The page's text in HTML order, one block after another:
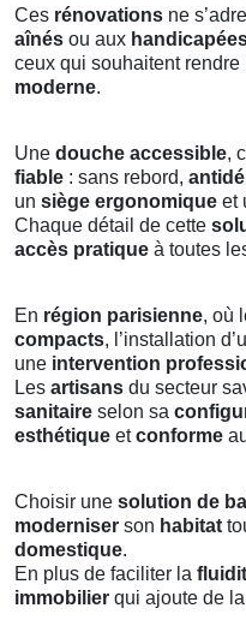
Ces rénovations ne
aînés ou aux
ceux qui souhaitent rendre
moderne.
Une douche accessible,
fiable : sans rebord,
un siège ergonomique et
Chaque détail de cette
accès pratique à toutes
En région parisienne, où
compacts, l’installation
une intervention
Les artisans du secteur
sanitaire selon sa
esthétique etconforme
Choisir une solution de
moderniser son habitat
domestique.
En plus de faciliter la
immobilier qui ajoute de la